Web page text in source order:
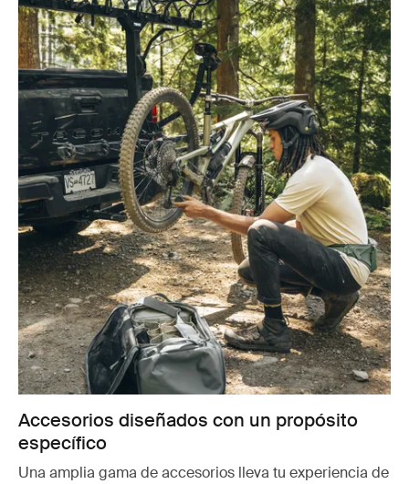
Accesorios diseñados con un propósito
específico
Una amplia gama de accesorios lleva tu experiencia de